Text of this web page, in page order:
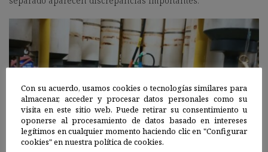
Cámara montada en el instrumento que la mueve por la columna de agua
verticalmente.
Con su acuerdo, usamos cookies o tecnologías similares para
almacenar, acceder y procesar datos personales como su
visita en este sitio web. Puede retirar su consentimiento u
oponerse al procesamiento de datos basado en intereses
legítimos en cualquier momento haciendo clic en "Configurar
cookies" en nuestra política de cookies.